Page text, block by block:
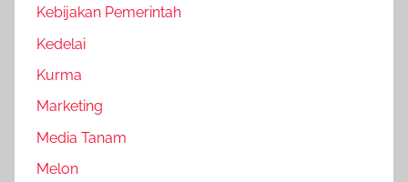
Kebijakan Pemerintah
Kedelai
Kurma
Marketing
Media Tanam
Melon